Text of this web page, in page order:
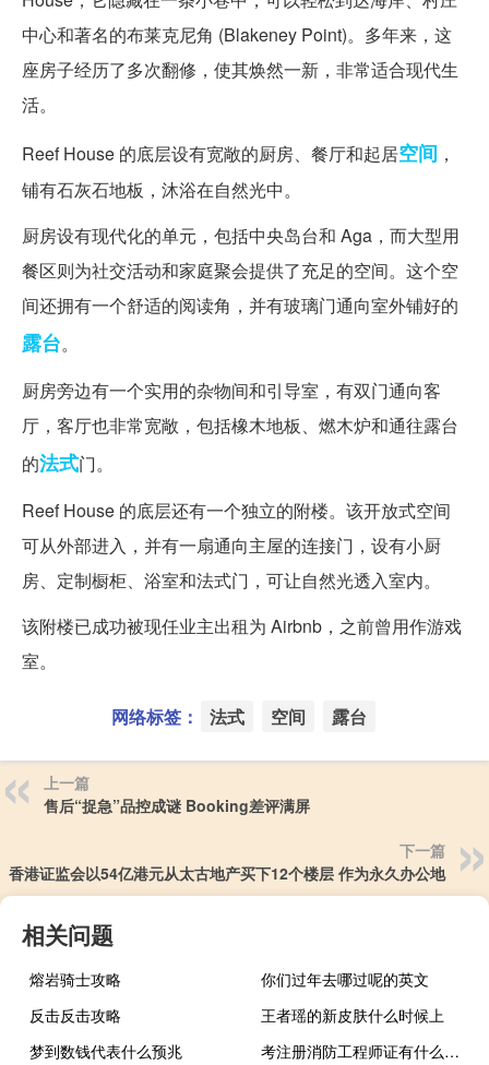
中心和著名的布莱克尼角 (Blakeney Point)。多年来，这
座房子经历了多次翻修，使其焕然一新，非常适合现代生
活。
Reef House 的底层设有宽敞的厨房、餐厅和起居空间 ，
铺有石灰石地板，沐浴在自然光中。
厨房设有现代化的单元，包括中央岛台和 Aga，而大型用
餐区则为社交活动和家庭聚会提供了充足的空间。这个空
间还拥有一个舒适的阅读角，并有玻璃门通向室外铺好的
露台。
厨房旁边有一个实用的杂物间和引导室，有双门通向客
厅，客厅也非常宽敞，包括橡木地板、燃木炉和通往露台
的法式门。
Reef House 的底层还有一个独立的附楼。该开放式空间
可从外部进入，并有一扇通向主屋的连接门，设有小厨
房、定制橱柜、浴室和法式门，可让自然光透入室内。
该附楼已成功被现任业主出租为 Airbnb，之前曾用作游戏
室。
网络标签： 法式 空间 露台
上一篇
售后“捉急”品控成谜 Booking差评满屏
下一篇
香港证监会以54亿港元从太古地产买下12个楼层 作为永久办公地
相关问题
熔岩骑士攻略
你们过年去哪过呢的英文
反击反击攻略
王者瑶的新皮肤什么时候上
梦到数钱代表什么预兆
考注册消防工程师证有什么要求